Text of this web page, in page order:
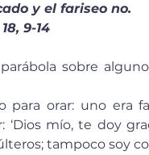
y el fariseo no.
18, 9-14
‘Dios mío, te doy
tampoco soy